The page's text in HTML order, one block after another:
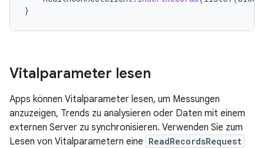
}
Vitalparameter lesen
Apps können Vitalparameter lesen, um Messungen
anzuzeigen, Trends zu analysieren oder Daten mit einem
externen Server zu synchronisieren. Verwenden Sie zum
Lesen von Vitalparametern eine ReadRecordsRequest